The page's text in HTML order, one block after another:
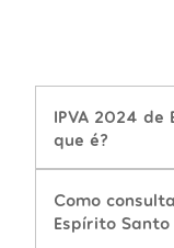
IPVA 2024 de
que é?
Como
Espírito Santo